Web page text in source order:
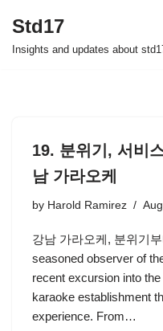
Skip
Std17
Insights and updates about
19. 분위기, 서비
남 가라오케
by Harold Ramirez
강남 가라오케, 분위기
seasoned observer of
recent excursion into
karaoke establishment
experience. From…